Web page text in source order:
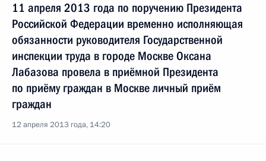
11 апреля 2013 года по поручению Президента
Российской Федерации временно исполняющая
обязанности руководителя Государственной
инспекции труда в городе Москве Оксана
Лабазова провела в приёмной Президента
по приёму граждан в Москве личный приём
граждан
12 апреля 2013 года, 14:20